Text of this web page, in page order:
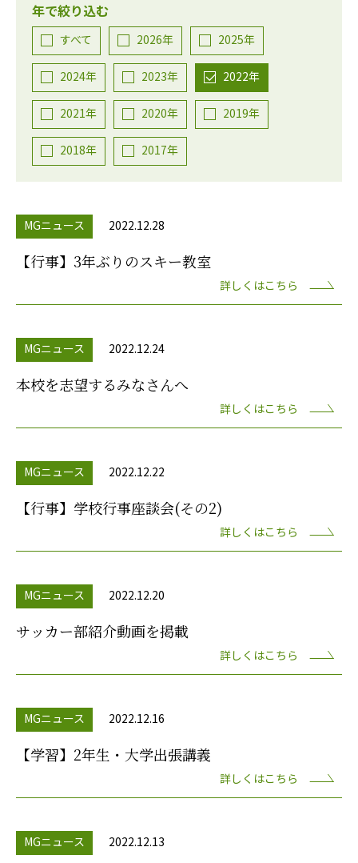
年で絞り込む
すべて 2026年 2025年
2024年 2023年 2022年
2021年 2020年 2019年
2018年 2017年
MGニュース 2022.12.28
【行事】3年ぶりのスキー教室
詳しくはこちら
MGニュース 2022.12.24
本校を志望するみなさんへ
詳しくはこちら
MGニュース 2022.12.22
【行事】学校行事座談会(その2)
詳しくはこちら
MGニュース 2022.12.20
サッカー部紹介動画を掲載
詳しくはこちら
MGニュース 2022.12.16
【学習】2年生・大学出張講義
詳しくはこちら
MGニュース 2022.12.13